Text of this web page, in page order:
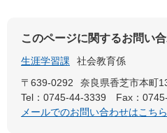
このページに関するお問い
生涯学習課
社会教育係
〒639-0292
奈良県香芝市本町
Tel：0745-44-3339
Fax：
メールでのお問い合わせはこちら